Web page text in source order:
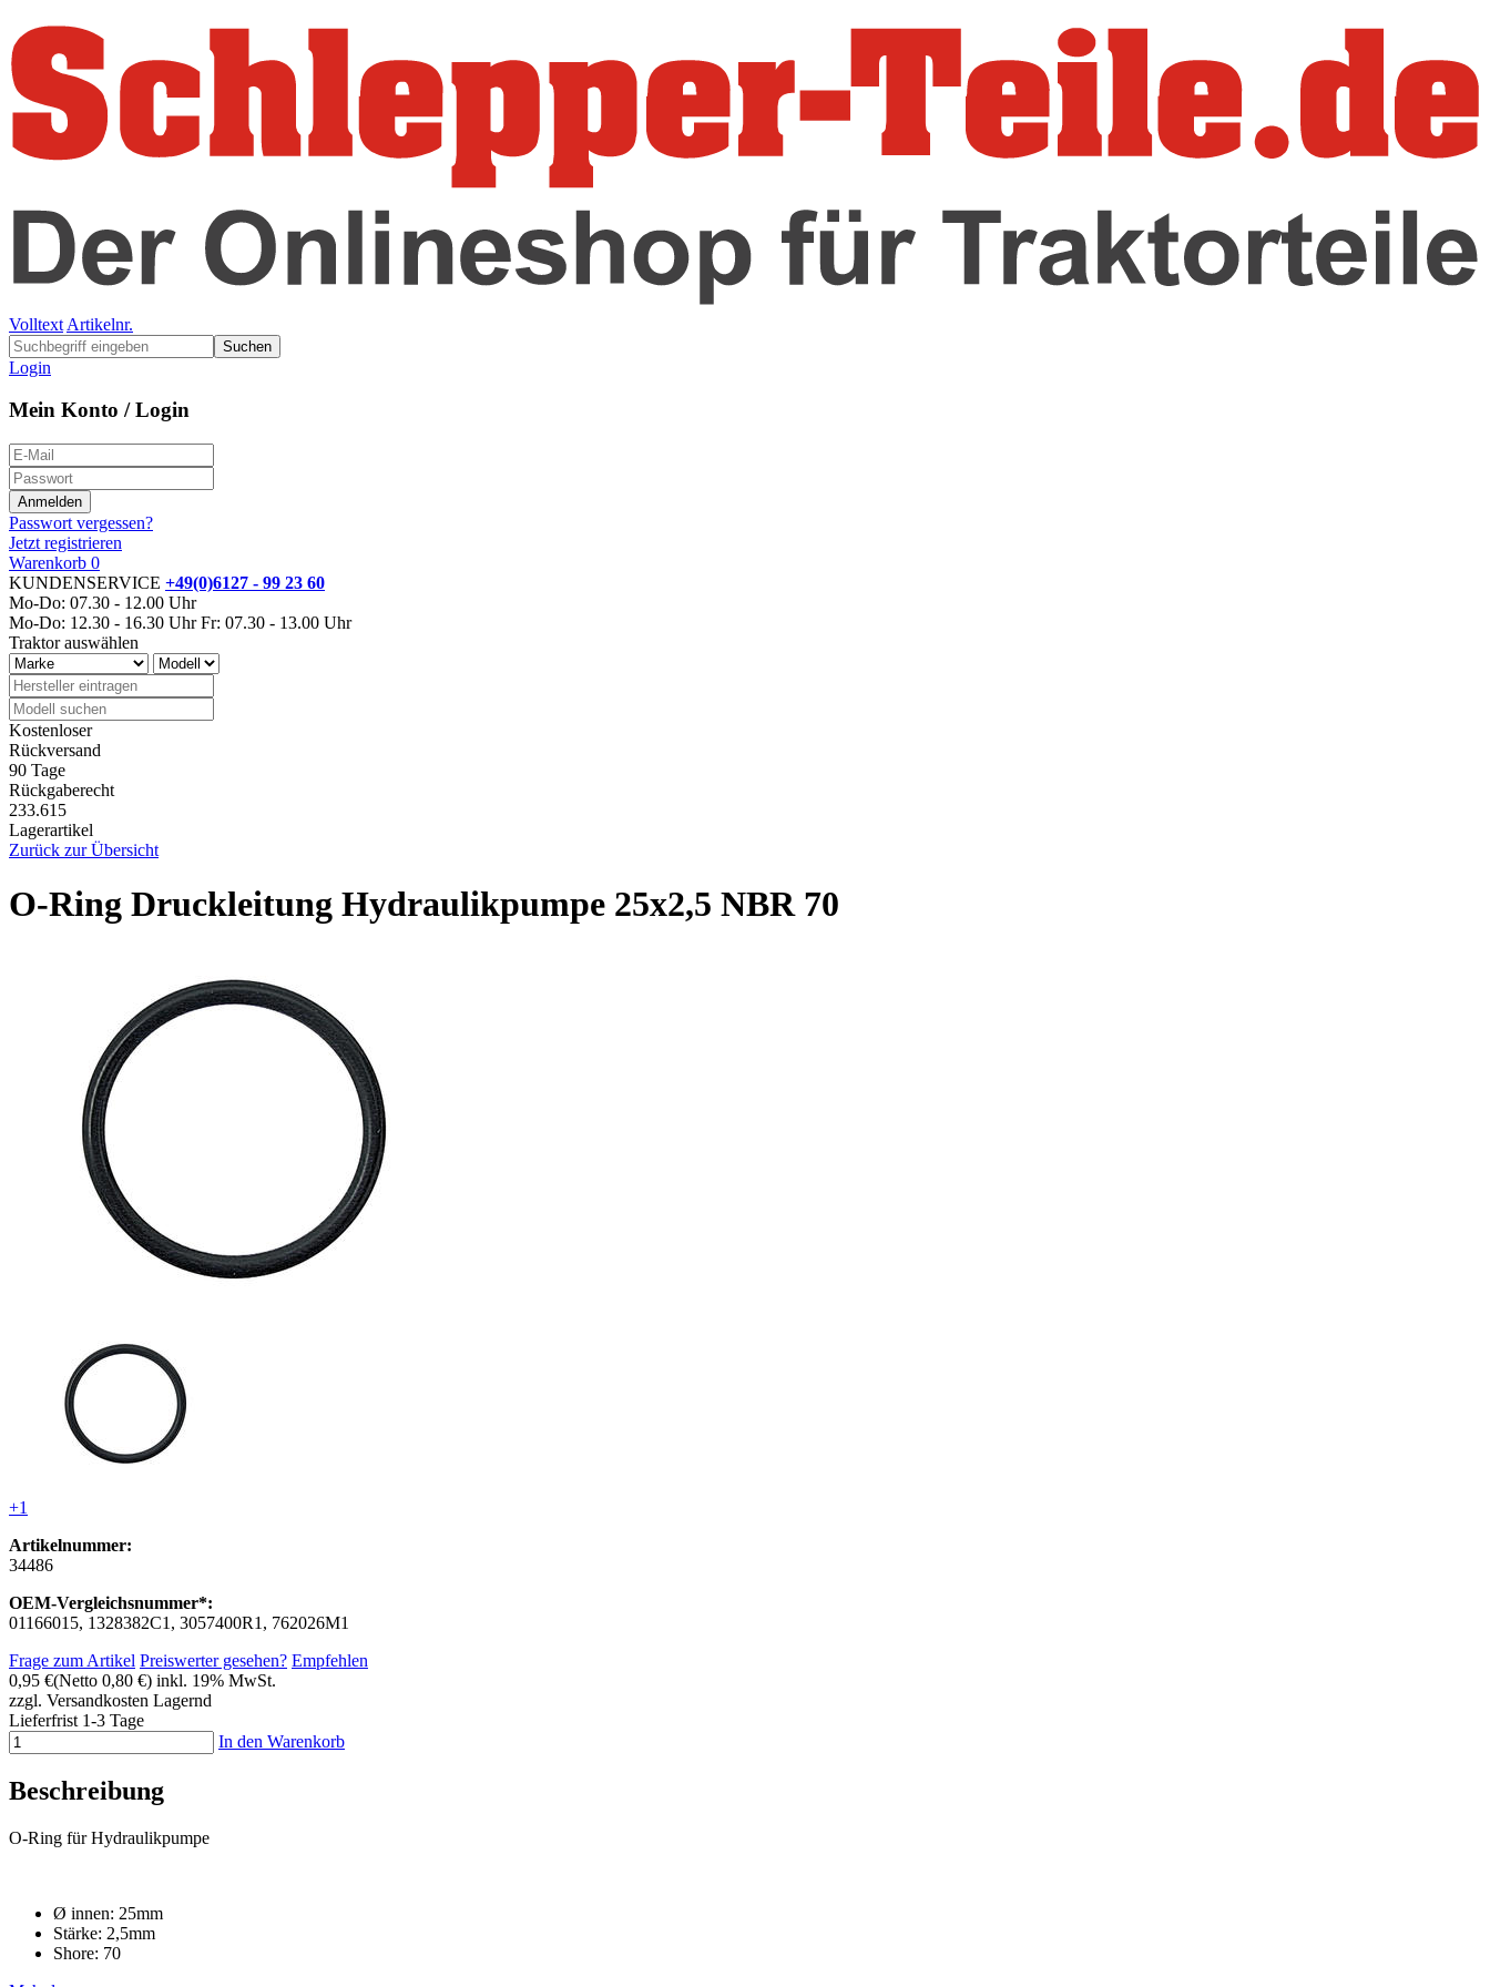
Volltext Artikelnr.
Suchen
Login
Mein Konto / Login
Passwort vergessen?
Jetzt registrieren
Warenkorb 0
KUNDENSERVICE +49(0)6127 - 99 23 60
Mo-Do: 07.30 - 12.00 Uhr
Mo-Do: 12.30 - 16.30 Uhr Fr: 07.30 - 13.00 Uhr
Traktor auswählen
Kostenloser
Rückversand
90 Tage
Rückgaberecht
233.615
Lagerartikel
Zurück zur Übersicht
O-Ring Druckleitung Hydraulikpumpe 25x2,5 NBR 70
+1
Artikelnummer:
34486
OEM-Vergleichsnummer*:
01166015, 1328382C1, 3057400R1, 762026M1
Frage zum Artikel Preiswerter gesehen? Empfehlen
0,95 €(Netto 0,80 €) inkl. 19% MwSt.
zzgl. Versandkosten Lagernd
Lieferfrist 1-3 Tage
In den Warenkorb
Beschreibung
O-Ring für Hydraulikpumpe
Ø innen: 25mm
Stärke: 2,5mm
Shore: 70